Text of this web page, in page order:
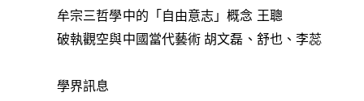
牟宗三哲學中的「自由意志」概念 王聰
破執觀空與中國當代藝術 胡文磊、舒也、李蕊
學界訊息